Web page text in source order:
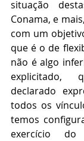
situação
Conama, e
com um
que é o de
não é algo
explicitado,
declarado
todos os
temos
exercício